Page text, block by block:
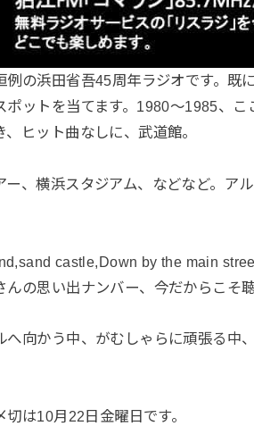
例の浜田省吾45周年ラジオです。既
ポットを当てます。1980〜1985、
、ヒット曲なしに、武道館。
ー、横浜スタジアム、などなど。ア
castle,Down by the main
んの思い出ナンバー、今だからこそ
へ向かう中、がむしゃらに頑張る中
切は10月22日金曜日です。